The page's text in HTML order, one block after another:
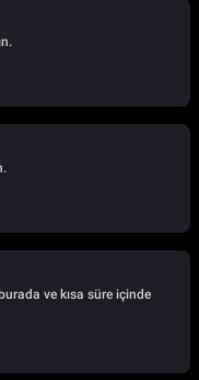
ve kısa süre içinde